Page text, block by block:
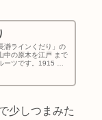
瀞ラインくだり」の
中の原木を江戸 まで
ーツです。1915 年
少しつまみた